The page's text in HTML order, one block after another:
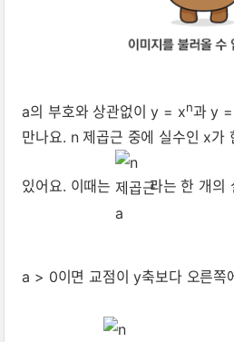
a의 부호와 상관없이 y = xn과 y =
만나요. n 제곱근 중에 실수인 x가
있어요. 이때는 라는 한 개의
a > 0이면 교점이 y축보다 오른쪽